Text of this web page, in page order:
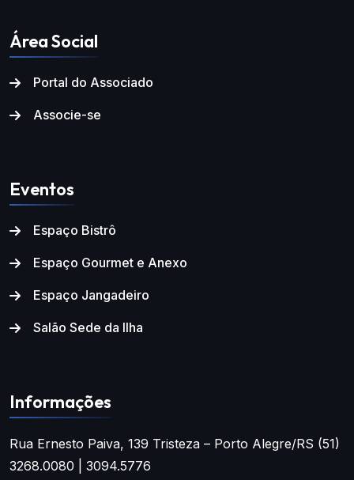
Área Social
Portal do Associado
Associe-se
Eventos
Espaço Bistrô
Espaço Gourmet e Anexo
Espaço Jangadeiro
Salão Sede da Ilha
Informações
Rua Ernesto Paiva, 139 Tristeza – Porto Alegre/RS (51)
3268.0080 | 3094.5776